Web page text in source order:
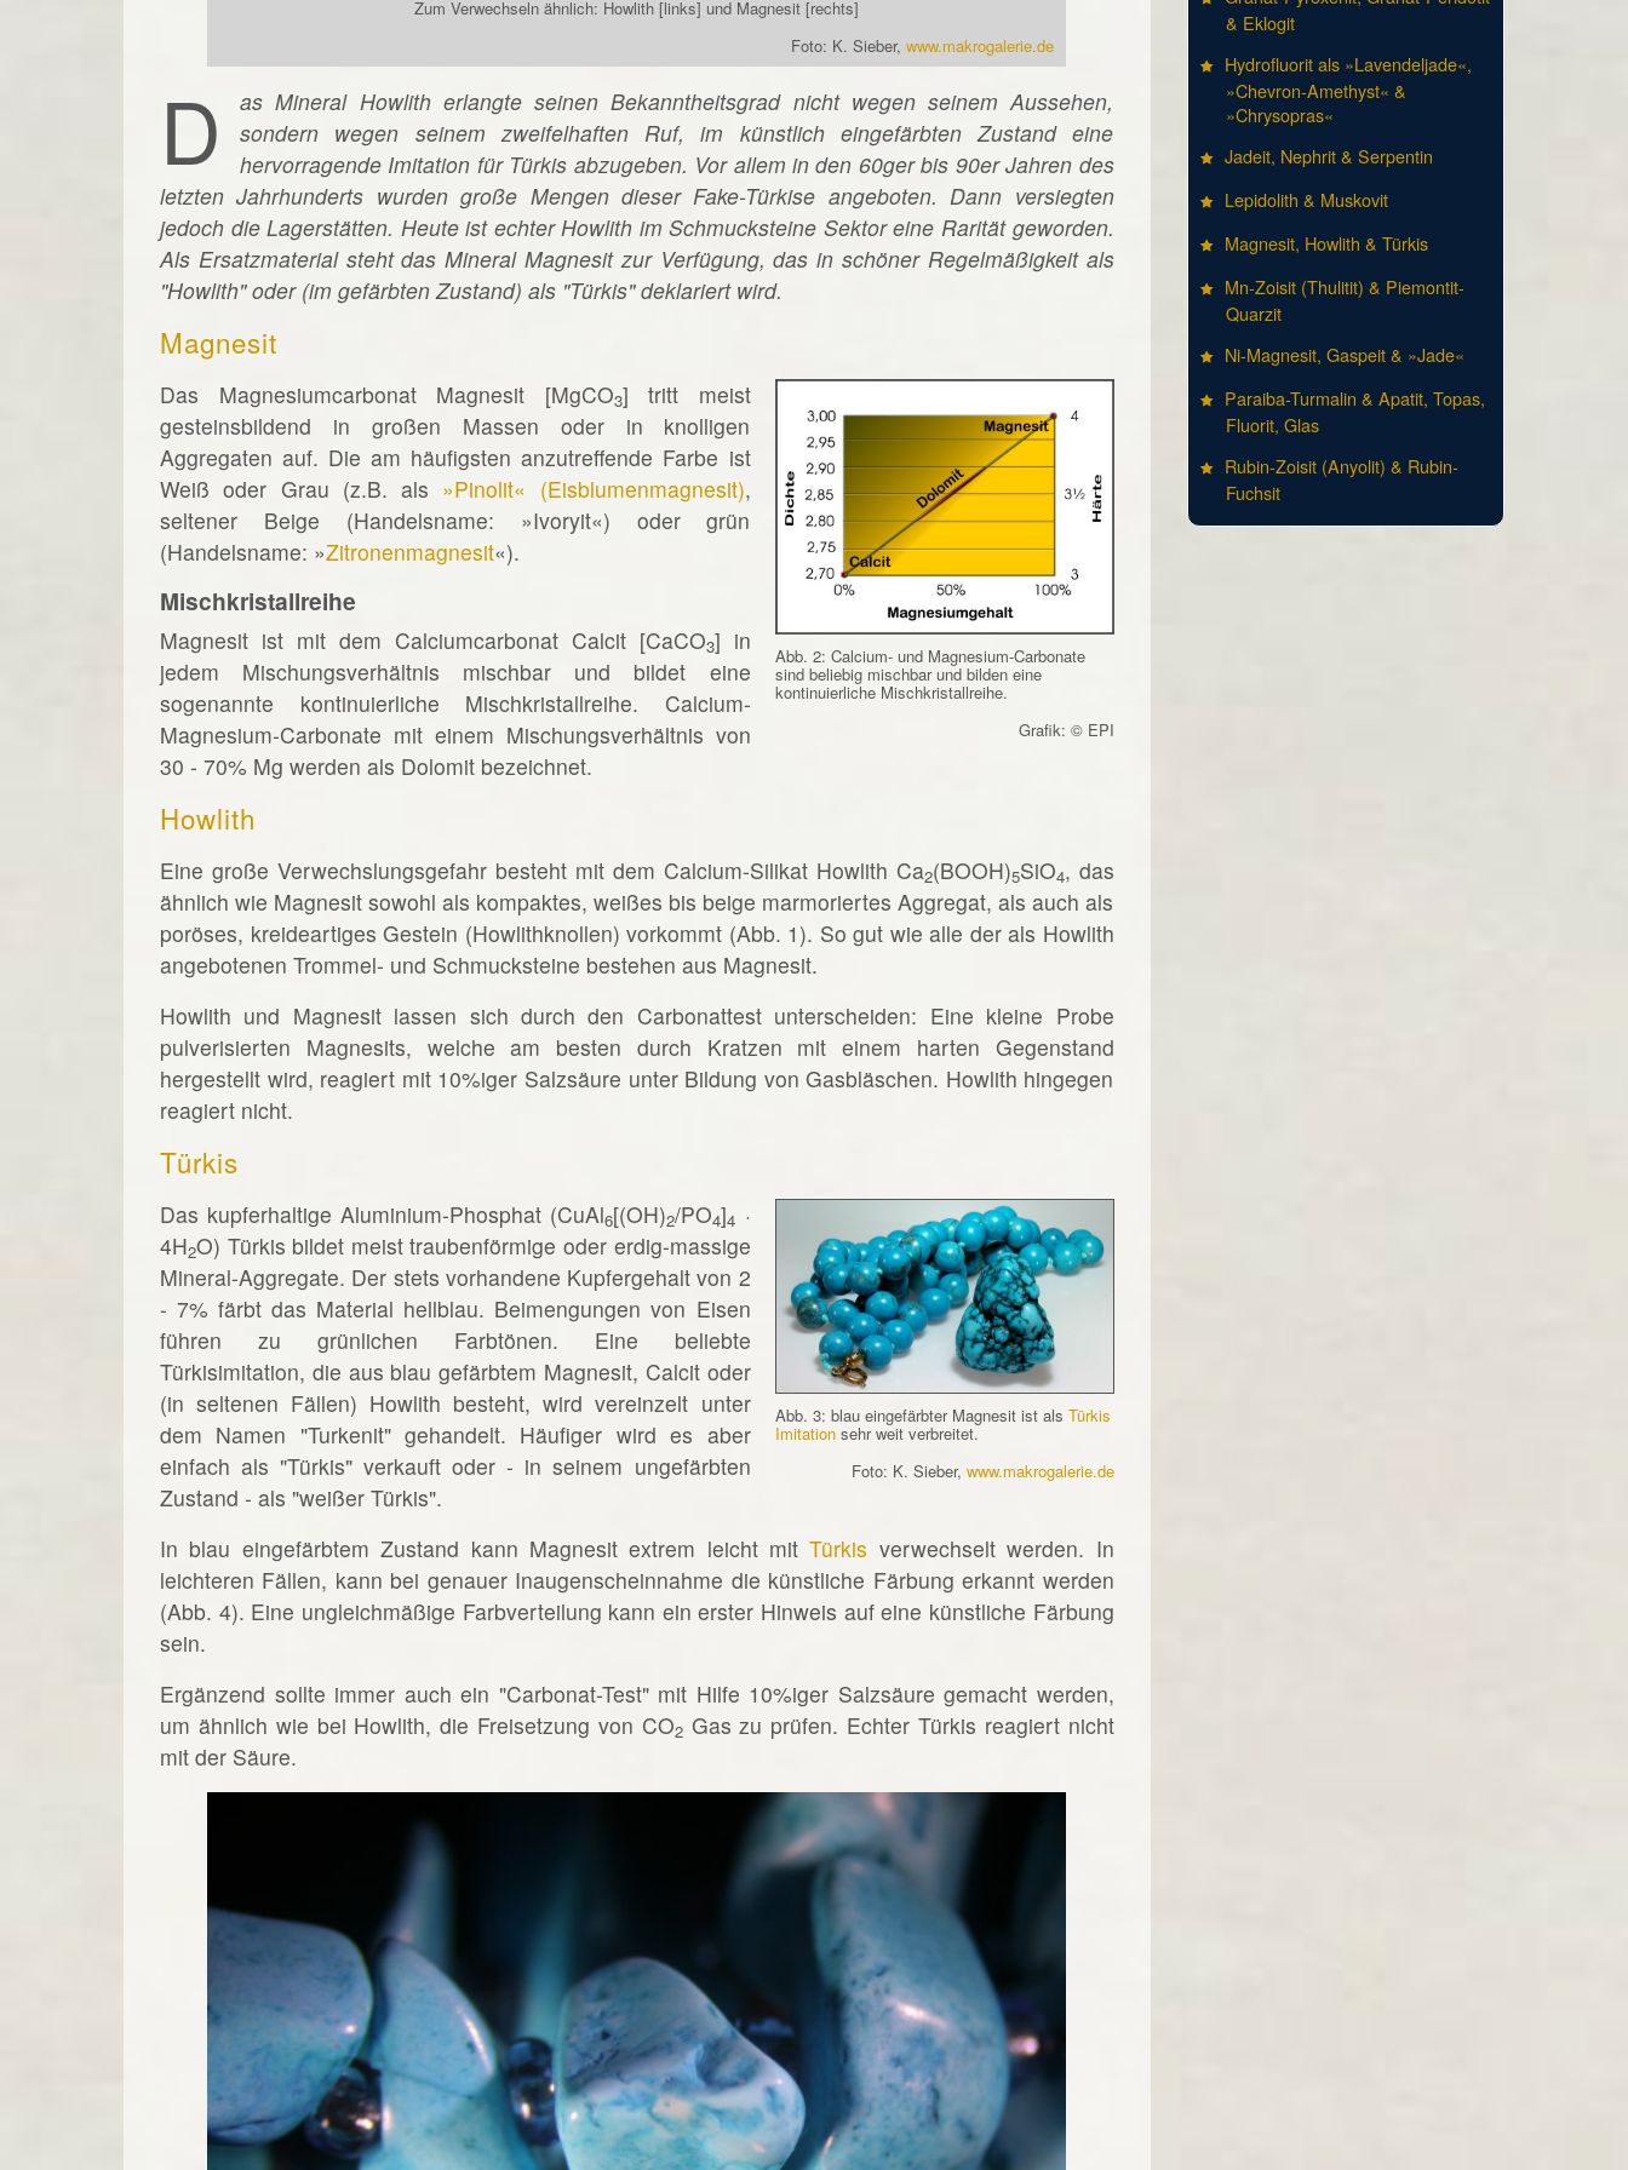
Zum Verwechseln ähnlich: Howlith [links] und Magnesit [rechts]
Foto: K. Sieber,www.makrogalerie.de
D
as Mineral Howlith erlangte seinen Bekanntheitsgrad nicht wegen seinem Aussehen,
sondern wegen seinem zweifelhaften Ruf, im künstlich eingefärbten Zustand eine
hervorragende Imitation für Türkis abzugeben. Vor allem in den 60ger bis 90er Jahren des
letzten Jahrhunderts wurden große Mengen dieser Fake-Türkise angeboten. Dann versiegten
jedoch die Lagerstätten. Heute ist echter Howlith im Schmucksteine Sektor eine Rarität geworden.
Als Ersatzmaterial steht das Mineral Magnesit zur Verfügung, das in schöner Regelmäßigkeit als
"Howlith" oder (im gefärbten Zustand) als "Türkis" deklariert wird.
Magnesit
Abb. 2: Calcium- und Magnesium-Carbonate
sind beliebig mischbar und bilden eine
kontinuierliche Mischkristallreihe.
Grafik: © EPI
Das Magnesiumcarbonat Magnesit [MgCO3] tritt meist
gesteinsbildend in großen Massen oder in knolligen
Aggregaten auf. Die am häufigsten anzutreffende Farbe ist
Weiß oder Grau (z.B. als »Pinolit« (Eisblumenmagnesit),
seltener Beige (Handelsname: »Ivoryit«) oder grün
(Handelsname: »Zitronenmagnesit«).
Mischkristallreihe
Magnesit ist mit dem Calciumcarbonat Calcit [CaCO3] in
jedem Mischungsverhältnis mischbar und bildet eine
sogenannte kontinuierliche Mischkristallreihe. Calcium-
Magnesium-Carbonate mit einem Mischungsverhältnis von
30 - 70% Mg werden als Dolomit bezeichnet.
Howlith
Eine große Verwechslungsgefahr besteht mit dem Calcium-Silikat Howlith Ca2(BOOH)5SiO4, das
ähnlich wie Magnesit sowohl als kompaktes, weißes bis beige marmoriertes Aggregat, als auch als
poröses, kreideartiges Gestein (Howlithknollen) vorkommt (Abb. 1). So gut wie alle der als Howlith
angebotenen Trommel- und Schmucksteine bestehen aus Magnesit.
Howlith und Magnesit lassen sich durch den Carbonattest unterscheiden: Eine kleine Probe
pulverisierten Magnesits, welche am besten durch Kratzen mit einem harten Gegenstand
hergestellt wird, reagiert mit 10%iger Salzsäure unter Bildung von Gasbläschen. Howlith hingegen
reagiert nicht.
Türkis
Abb. 3: blau eingefärbter Magnesit ist als Türkis
Imitation sehr weit verbreitet.
Foto: K. Sieber, www.makrogalerie.de
Das kupferhaltige Aluminium-Phosphat (CuAl6[(OH)2/PO4]4 ·
4H2O) Türkis bildet meist traubenförmige oder erdig-massige
Mineral-Aggregate. Der stets vorhandene Kupfergehalt von 2
- 7% färbt das Material hellblau. Beimengungen von Eisen
führen zu grünlichen Farbtönen. Eine beliebte
Türkisimitation, die aus blau gefärbtem Magnesit, Calcit oder
(in seltenen Fällen) Howlith besteht, wird vereinzelt unter
dem Namen "Turkenit" gehandelt. Häufiger wird es aber
einfach als "Türkis" verkauft oder - in seinem ungefärbten
Zustand - als "weißer Türkis".
In blau eingefärbtem Zustand kann Magnesit extrem leicht mitTürkis verwechselt werden. In
leichteren Fällen, kann bei genauer Inaugenscheinnahme die künstliche Färbung erkannt werden
(Abb. 4). Eine ungleichmäßige Farbverteilung kann ein erster Hinweis auf eine künstliche Färbung
sein.
Ergänzend sollte immer auch ein "Carbonat-Test" mit Hilfe 10%iger Salzsäure gemacht werden,
um ähnlich wie bei Howlith, die Freisetzung von CO2Gas zu prüfen. Echter Türkis reagiert nicht
mit der Säure.
& Eklogit
Hydrofluorit als »Lavendeljade«,
»Chevron-Amethyst« &
»Chrysopras«
Jadeit, Nephrit & Serpentin
Lepidolith & Muskovit
Magnesit, Howlith & Türkis
Mn-Zoisit (Thulitit) & Piemontit-
Quarzit
Ni-Magnesit, Gaspeit & »Jade«
Paraiba-Turmalin & Apatit, Topas,
Fluorit, Glas
Rubin-Zoisit (Anyolit) & Rubin-
Fuchsit